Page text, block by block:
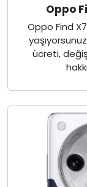
Oppo
Oppo Find
ücreti,